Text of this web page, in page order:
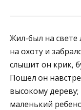
Жил-был на
на охоту и
слышит он крик,
Пошел он
высокому
маленький